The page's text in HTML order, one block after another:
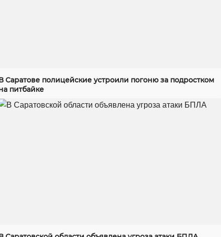
Саратове полицейские устроили погоню за подростком
питбайке